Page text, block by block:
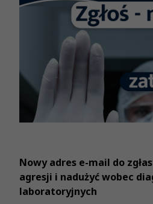
Nowy adres e-mail do
agresji i nadużyć wobec
laboratoryjnych